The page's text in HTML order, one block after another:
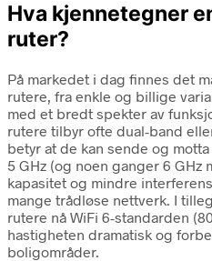
Hva kjennetegner
ruter?
På markedet i dag finnes det
rutere, fra enkle og billige
med et bredt spekter av
rutere tilbyr ofte dual-band
betyr at de kan sende og
5 GHz (og noen ganger 6 GHz
kapasitet og mindre
mange trådløse nettverk. I
rutere nå WiFi 6-standarden
hastigheten dramatisk og
boligområder.